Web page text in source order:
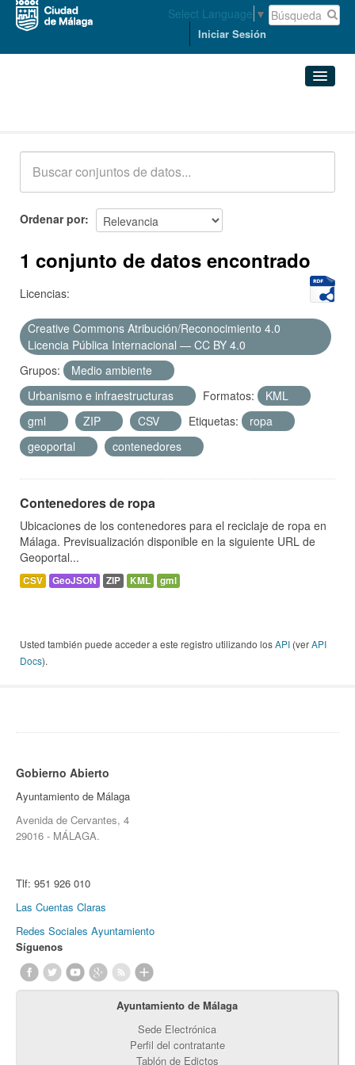
Select Language ▼
Iniciar Sesión
Acerca de
Ordenar por
1 conjunto de datos encontrado
Licencias:
Creative Commons Atribución/Reconocimiento 4.0
Licencia Pública Internacional — CC BY 4.0
Grupos:
Medio ambiente
Urbanismo e infraestructuras
Formatos:
KML
gml
ZIP CSV Etiquetas:
ropa
geoportal
contenedores
Contenedores de ropa
Ubicaciones de los contenedores para el reciclaje de ropa en
Málaga. Previsualización disponible en la siguiente URL de
Geoportal...
CSV GeoJSON ZIP KML gml
Usted también puede acceder a este registro utilizando losAPI (verAPI
Docs).
Gobierno Abierto
Ayuntamiento de Málaga
Avenida de Cervantes, 4
29016 - MÁLAGA.
Tlf: 951 926 010
Las Cuentas Claras
Redes Sociales Ayuntamiento
Síguenos
Ayuntamiento de Málaga
Sede Electrónica
Perfil del contratante
Tablón de Edictos